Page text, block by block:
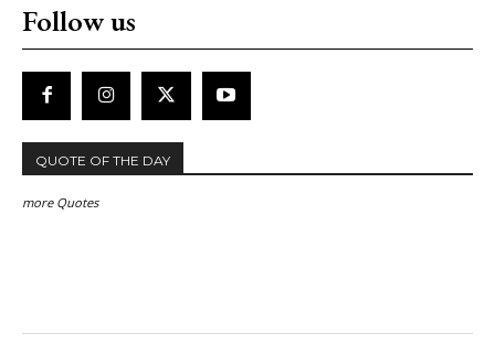
Follow us
QUOTE OF THE DAY
more Quotes